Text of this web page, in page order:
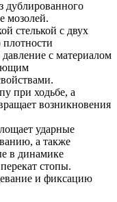
дублированного
мозолей.
стелькой с двух
с материалом
при ходьбе, а
возникновения
ударные
а также
в динамике
стопы.
и фиксацию